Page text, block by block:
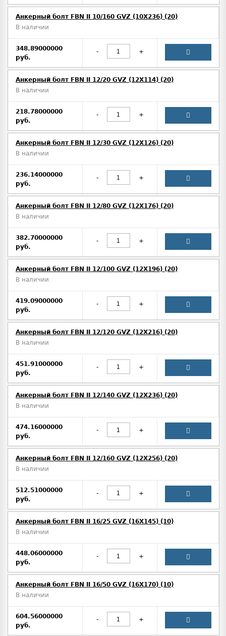
Анкерный болт FBN II 10/160 GVZ (10X236) (20)
В наличии
348.89000000
руб.
- +
Анкерный болт FBN II 12/20 GVZ (12X114) (20)
В наличии
218.78000000
руб.
- +
Анкерный болт FBN II 12/30 GVZ (12X126) (20)
В наличии
236.14000000
руб.
- +
Анкерный болт FBN II 12/80 GVZ (12X176) (20)
В наличии
382.70000000
руб.
- +
Анкерный болт FBN II 12/100 GVZ (12X196) (20)
В наличии
419.09000000
руб.
- +
Анкерный болт FBN II 12/120 GVZ (12X216) (20)
В наличии
451.91000000
руб.
- +
Анкерный болт FBN II 12/140 GVZ (12X236) (20)
В наличии
474.16000000
руб.
- +
Анкерный болт FBN II 12/160 GVZ (12X256) (20)
В наличии
512.51000000
руб.
- +
Анкерный болт FBN II 16/25 GVZ (16X145) (10)
В наличии
448.06000000
руб.
- +
Анкерный болт FBN II 16/50 GVZ (16X170) (10)
В наличии
604.56000000
руб.
- +